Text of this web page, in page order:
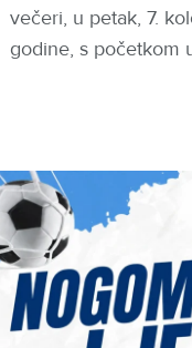
večeri, u petak, 7.
godine, s početkom